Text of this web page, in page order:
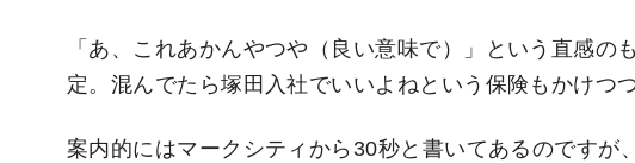
「あ、これあかんやつや（良い意味で）」という直感の
定。混んでたら塚田入社でいいよねという保険もかけつ
案内的にはマークシティから30秒と書いてあるのですが